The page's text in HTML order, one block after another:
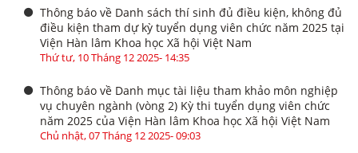
Thông báo về Danh sách thí sinh đủ điều kiện, không đủ
điều kiện tham dự kỳ tuyển dụng viên chức năm 2025 tại
Viện Hàn lâm Khoa học Xã hội Việt Nam
Thứ tư, 10 Tháng 12 2025- 14:35
Thông báo về Danh mục tài liệu tham khảo môn nghiệp
vụ chuyên ngành (vòng 2) Kỳ thi tuyển dụng viên chức
năm 2025 của Viện Hàn lâm Khoa học Xã hội Việt Nam
Chủ nhật, 07 Tháng 12 2025- 09:03